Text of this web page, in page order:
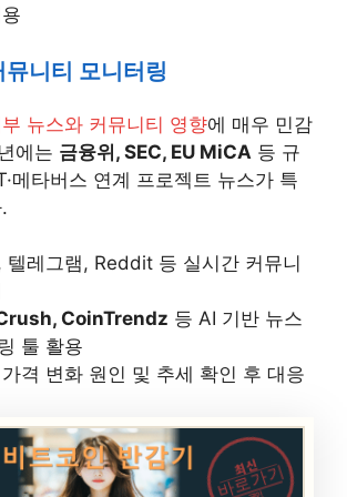
뮤니티 모니터링
뉴스와 커뮤니티 영향에 매우 민감
에는 금융위, SEC, EU MiCA 등 규
메타버스 연계 프로젝트 뉴스가 특
텔레그램, Reddit 등 실시간 커뮤니
CoinTrendz 등 AI 기반 뉴스
툴 활용
격 변화 원인 및 추세 확인 후 대응
최신
바로가기